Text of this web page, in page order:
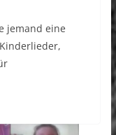
jemand eine